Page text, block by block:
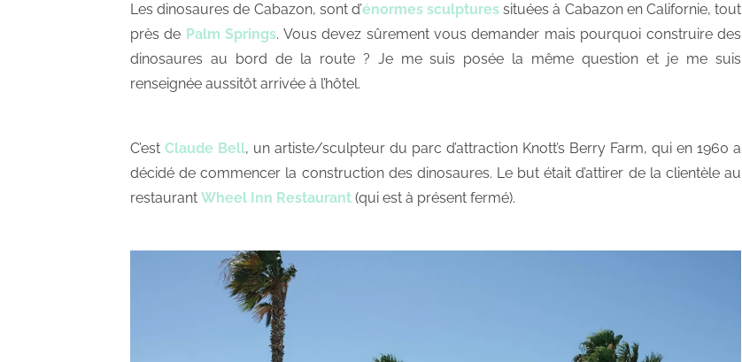
Les dinosaures de Cabazon, sont d’énormes sculptures situées à Cabazon en Californie, tout
près de Palm Springs. Vous devez sûrement vous demander mais pourquoi construire des
dinosaures au bord de la route ? Je me suis posée la même question et je me suis
renseignée aussitôt arrivée à l’hôtel.
C’est Claude Bell, un artiste/sculpteur du parc d’attraction Knott’s Berry Farm, qui en 1960 a
décidé de commencer la construction des dinosaures. Le but était d’attirer de la clientèle au
restaurant Wheel Inn Restaurant (qui est à présent fermé).